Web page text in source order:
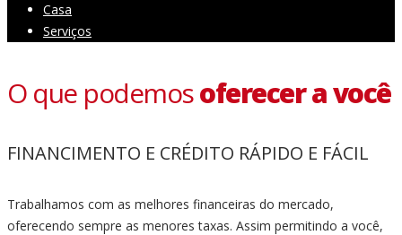
Casa
Serviços
O que podemosoferecer a você
FINANCIMENTO E CRÉDITO RÁPIDO E FÁCIL
Trabalhamos com as melhores financeiras do mercado,
oferecendo sempre as menores taxas. Assim permitindo a você,